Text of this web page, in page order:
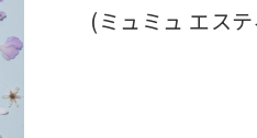
(ミュミュ エス